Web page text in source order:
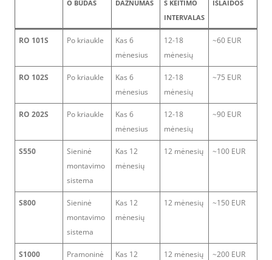
O BŪDAS
DAŽNUMAS
S KEITIMO
INTERVALAS
IŠLAIDOS
RO 101S Po kriaukle
Kas 6
mėnesius
12-18
mėnesių
~60 EUR
RO 102S Po kriaukle
Kas 6
mėnesius
12-18
mėnesių
~75 EUR
RO 202S Po kriaukle
Kas 6
mėnesius
12-18
mėnesių
~90 EUR
S550
Sieninė
montavimo
sistema
Kas 12
mėnesių
12 mėnesių ~100 EUR
S800
Sieninė
montavimo
sistema
Kas 12
mėnesių
12 mėnesių ~150 EUR
S1000
Pramoninė
Kas 12
12 mėnesių ~200 EUR